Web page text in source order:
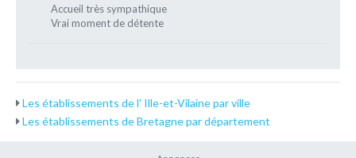
Accueil très sympathique
Vrai moment de détente
Les établissements de l' Ille-et-Vilaine par ville
Les établissements de Bretagne par département